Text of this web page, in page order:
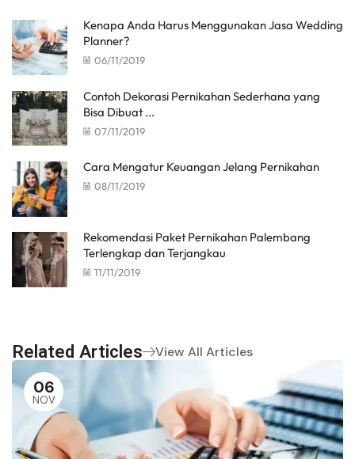
Kenapa Anda Harus Menggunakan Jasa Wedding
Planner?
06/11/2019
Contoh Dekorasi Pernikahan Sederhana yang
Bisa Dibuat ...
07/11/2019
Cara Mengatur Keuangan Jelang Pernikahan
08/11/2019
Rekomendasi Paket Pernikahan Palembang
Terlengkap dan Terjangkau
11/11/2019
Related Articles View All Articles
06
NOV